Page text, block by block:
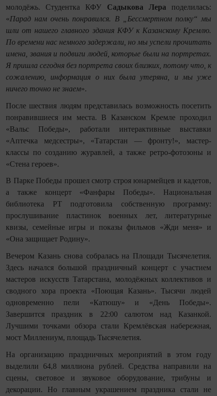
молодёжь. Студентка КФУ Садыкова Лера поделилась:
«Парад нам очень понравился. В „Бессмертном полку“ мы
шли от нашего главного здания КФУ к Казанскому Кремлю.
По времени нас немного задержали, но мы успели прочитать
имена, звания и подвиги людей, которые были на портретах.
Я пришла сегодня без портрета своих близких, потому что, к
сожалению, информация о них была утеряна, и мы уже
ничего точно не знаем».
После шествия людям представилась возможность посетить
понравившиеся им места. В Казанском Кремле проходил
«Вальс Победы», работали интерактивные выставки
«Аптечка медсестры», «Татарстан — фронту!», мастер-
классы по созданию журавлей, а также ретро-фотозоны и
«Стена героев».
В Парке Победы прошел смотр строя юнармейцев и кадетов,
а также концерт «Фанфары Победы». Национальная
библиотека РТ подготовила собственную программу:
прослушивание пластинок военных лет, литературные
квизы, семейные игры и показы фильмов «Жди меня» и
«Она защищает Родину».
Вечером Казань снова собралась на Площади Тысячелетия.
Здесь начался большой праздничный концерт с участием
мастеров искусств Татарстана, молодёжных коллективов и
сводного хора проекта «Поющая Казань». Тысячи людей
одновременно пели «Катюшу» и «День Победы».
Завершится праздник в 22:00 салютом над Казанкой.
Лучшими точками обзора стали Кремлёвская набережная,
мост Миллениум, площадь Тысячелетия.
На организацию праздничных мероприятий в этом году
выделили 64,8 миллиона рублей. Средства направили на
сцены, световое и звуковое оборудование, трибуны и
декорации. Но главным украшением праздника стали не